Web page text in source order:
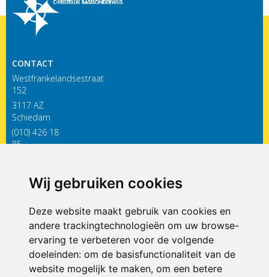
Wij gebruiken cookies
Deze website maakt gebruik van cookies en
andere trackingtechnologieën om uw browse-
ervaring te verbeteren voor de volgende
doeleinden: om de basisfunctionaliteit van de
website mogelijk te maken, om een betere
CONTACT
Westfrankelandsestraat
152
3117 AZ
Schiedam
(010) 426 18
85
ONDERDEEL VAN